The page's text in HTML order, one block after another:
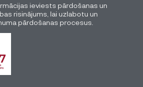
ieviests pārdošanas un
risinājums, lai uzlabotu un
pārdošanas procesus.